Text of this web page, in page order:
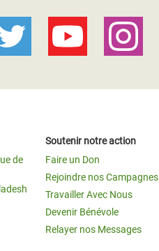
de
Soutenir notre action
Faire un Don
Rejoindre nos Campagnes
Travailler Avec Nous
Devenir Bénévole
Relayer nos Messages